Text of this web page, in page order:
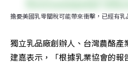
擔憂美國乳零關稅可能帶來衝擊，已經有乳
獨立乳品廠創辦人、台灣農酪
建嘉表示，「根據乳業協會的報